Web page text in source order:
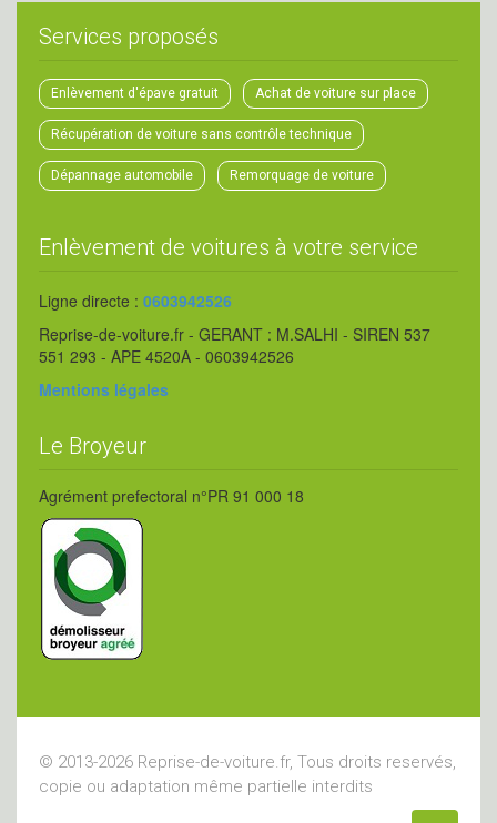
Services proposés
Enlèvement d'épave gratuit Achat de voiture sur place
Récupération de voiture sans contrôle technique
Dépannage automobile Remorquage de voiture
Enlèvement de voitures à votre service
Ligne directe : 0603942526
Reprise-de-voiture.fr - GERANT : M.SALHI - SIREN 537
551 293 - APE 4520A - 0603942526
Mentions légales
Le Broyeur
Agrément prefectoral n°PR 91 000 18
© 2013-2026 Reprise-de-voiture.fr, Tous droits reservés,
copie ou adaptation même partielle interdits